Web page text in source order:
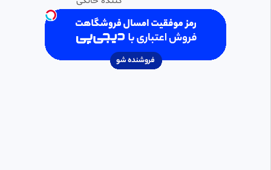
1:25:13 فیلم سینمایی قافله
✅کافه فیلم✅
69.27k بازدید • 1 سال پیش